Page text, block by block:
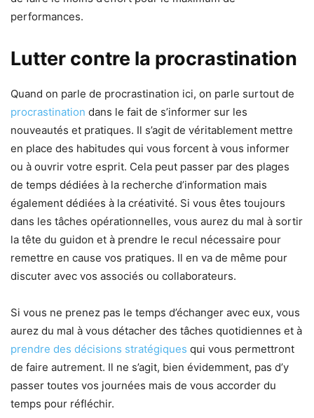
performances.
Lutter contre la procrastination
Quand on parle de procrastination ici, on parle surtout de
procrastination dans le fait de s’informer sur les
nouveautés et pratiques. Il s’agit de véritablement mettre
en place des habitudes qui vous forcent à vous informer
ou à ouvrir votre esprit. Cela peut passer par des plages
de temps dédiées à la recherche d’information mais
également dédiées à la créativité. Si vous êtes toujours
dans les tâches opérationnelles, vous aurez du mal à sortir
la tête du guidon et à prendre le recul nécessaire pour
remettre en cause vos pratiques. Il en va de même pour
discuter avec vos associés ou collaborateurs.
Si vous ne prenez pas le temps d’échanger avec eux, vous
aurez du mal à vous détacher des tâches quotidiennes et à
prendre des décisions stratégiques qui vous permettront
de faire autrement. Il ne s’agit, bien évidemment, pas d’y
passer toutes vos journées mais de vous accorder du
temps pour réfléchir.